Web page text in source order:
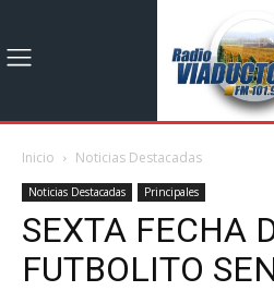
Inicio Noticias Destacadas
Noticias Destacadas Principales
SEXTA FECHA
FUTBOLITO